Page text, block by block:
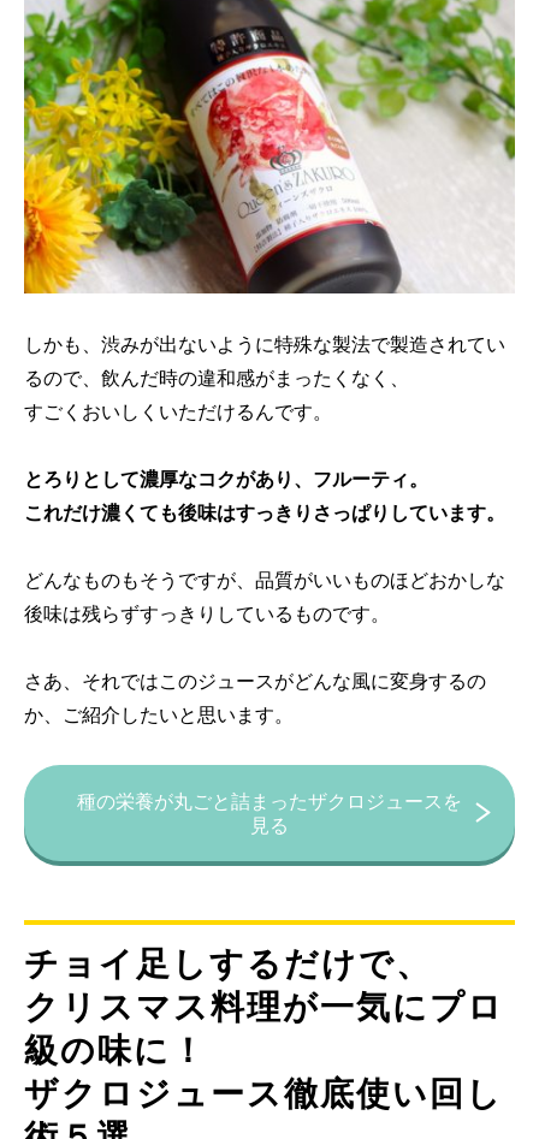
しかも、渋みが出ないように特殊な製法で製造されてい
るので、飲んだ時の違和感がまったくなく、
すごくおいしくいただけるんです。
とろりとして濃厚なコクがあり、フルーティ。
これだけ濃くても後味はすっきりさっぱりしています。
どんなものもそうですが、品質がいいものほどおかしな
後味は残らずすっきりしているものです。
さあ、それではこのジュースがどんな風に変身するの
か、ご紹介したいと思います。
種の栄養が丸ごと詰まったザクロジュースを
見る
チョイ足しするだけで、
クリスマス料理が一気にプロ
級の味に！
ザクロジュース徹底使い回し